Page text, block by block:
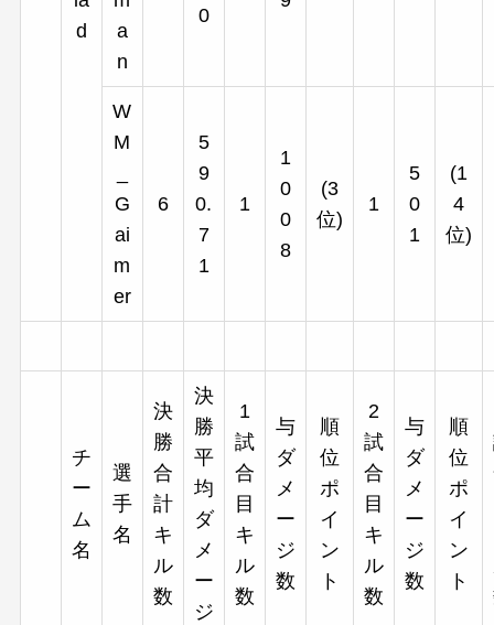
d
a
n
0
W
M
G
ai
m
er
6
5
9
0.
7
1
1
1
0
0
8
(3
位)
1
5
0
1
(1
4
位)
チ
ー
ム
名
選
手
名
決
勝
合
計
キ
ル
数
決
勝
平
均
ダ
メ
ー
ジ
1
試
合
目
キ
ル
数
与
ダ
メ
ー
ジ
数
順
位
ポ
イ
ン
ト
2
試
合
目
キ
ル
数
与
ダ
メ
ー
ジ
数
順
位
ポ
イ
ン
ト